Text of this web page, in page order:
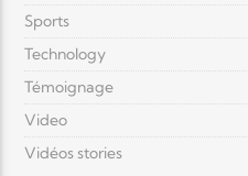
Sports
Technology
Témoignage
Video
Vidéos stories